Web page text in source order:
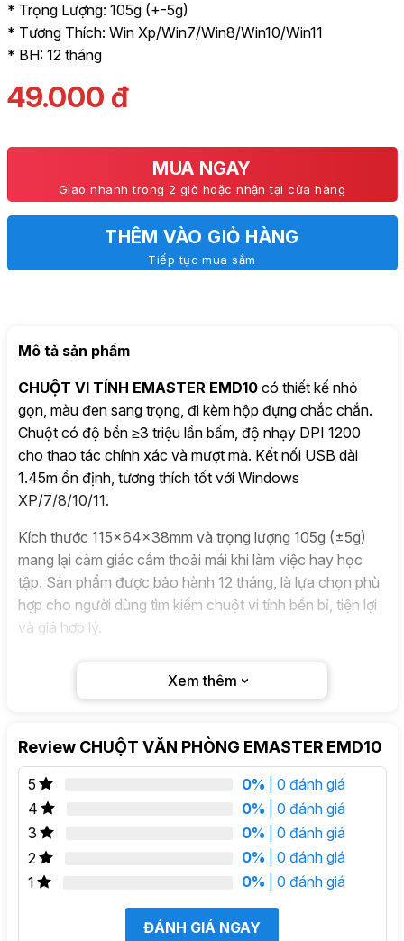
* Trọng Lượng: 105g (+-5g)
* Tương Thích: Win Xp/Win7/Win8/Win10/Win11
* BH: 12 tháng
49.000 đ
MUA NGAY
Giao nhanh trong 2 giờ hoặc nhận tại cửa hàng
THÊM VÀO GIỎ HÀNG
Tiếp tục mua sắm
Mô tả sản phẩm
CHUỘT VI TÍNH EMASTER EMD10có thiết kế nhỏ
gọn, màu đen sang trọng, đi kèm hộp đựng chắc chắn.
Chuột có độ bền ≥3 triệu lần bấm, độ nhạy DPI 1200
cho thao tác chính xác và mượt mà. Kết nối USB dài
1.45m ổn định, tương thích tốt với Windows
XP/7/8/10/11.
Kích thước 115×64×38mm và trọng lượng 105g (±5g)
mang lại cảm giác cầm thoải mái khi làm việc hay học
tập. Sản phẩm được bảo hành 12 tháng, là lựa chọn phù
hợp cho người dùng tìm kiếm chuột vi tính bền bỉ, tiện lợi
và giá hợp lý.
Xem thêm
Review CHUỘT VĂN PHÒNG EMASTER EMD10
5 0% | 0 đánh giá
4
0% | 0 đánh giá
3
0% | 0 đánh giá
2
0% | 0 đánh giá
1
0% | 0 đánh giá
ĐÁNH GIÁ NGAY